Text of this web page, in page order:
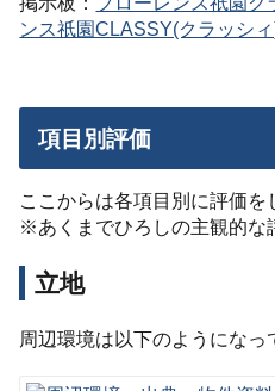
ンス祇園CLASSY(クラッシ
項目別評価
ここからは各項目別に評価を
※あくまでひろしの主観的な
立地
周辺環境は以下のようになっ